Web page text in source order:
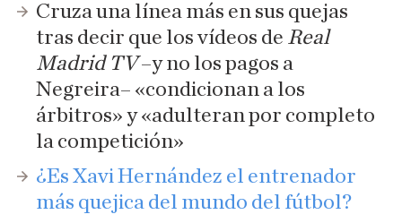
Cruza una línea más en sus quejas
tras decir que los vídeos de Real
Madrid TV–y no los pagos a
Negreira– «condicionan a los
árbitros» y «adulteran por completo
la competición»
¿Es Xavi Hernández el entrenador
más quejica del mundo del fútbol?